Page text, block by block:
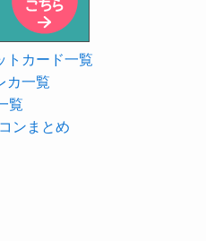
トカード一覧
カ一覧
覧
ンまとめ